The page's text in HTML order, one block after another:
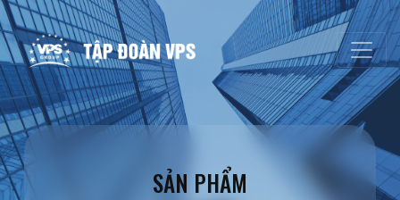
SẢN PHẨM